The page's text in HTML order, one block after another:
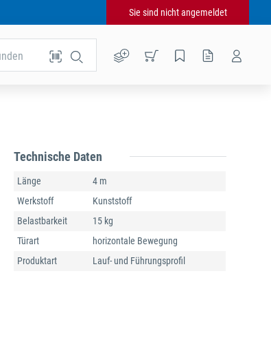
Sie sind nicht angemeldet
Technische Daten
Länge
4 m
Werkstoff
Kunststoff
Belastbarkeit
15 kg
Türart
horizontale Bewegung
Produktart
Lauf- und Führungsprofil